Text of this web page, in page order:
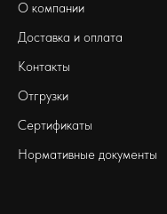
О компании
Доставка и оплата
Контакты
Отгрузки
Сертификаты
Нормативные документы